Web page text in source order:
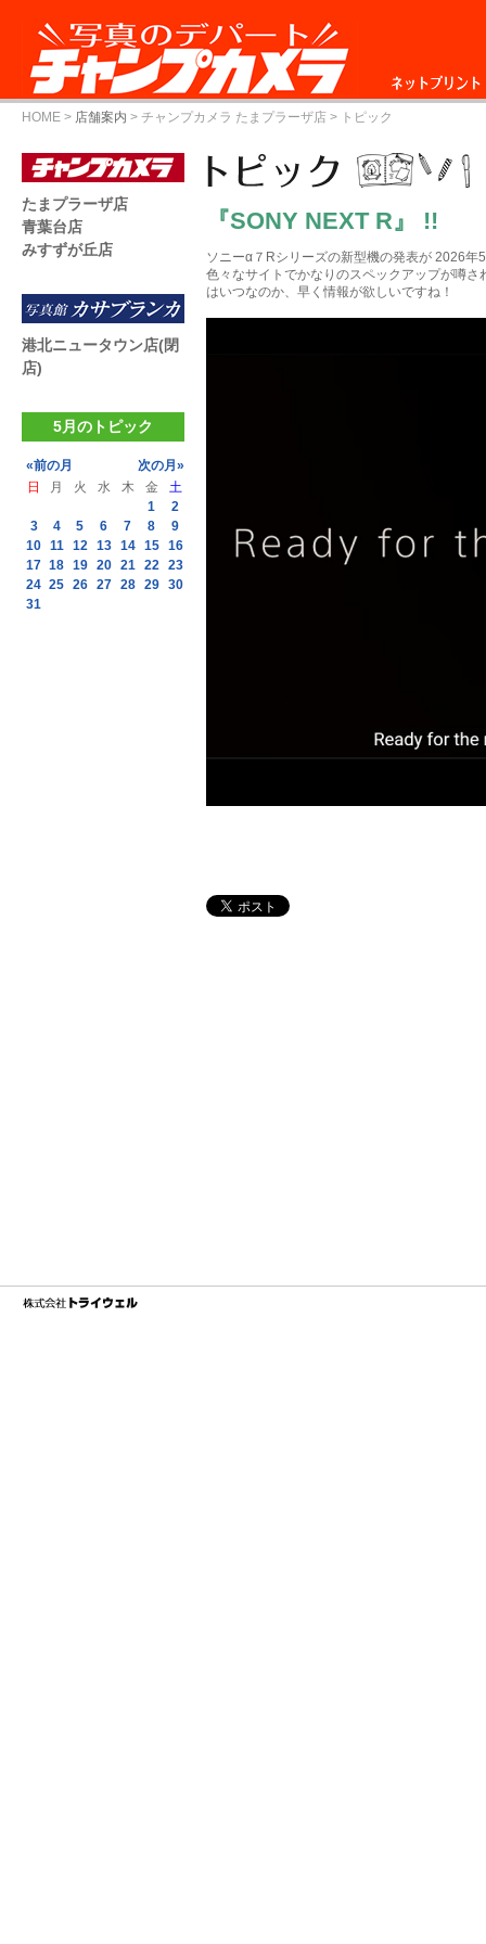
ネットプリント
HOME > 店舗案内 > チャンプカメラ たまプラーザ店 > トピック
『SONY NEXT R』 !!
ソニーα７Rシリーズの新型機の発表が 2026
色々なサイトでかなりのスペックアップが噂
はいつなのか、早く情報が欲しいですね！
たまプラーザ店
青葉台店
みすずが丘店
港北ニュータウン店(閉
店)
5月のトピック
«前の月
次の月»
日
月 火 水 木 金
土
1
2
3
4 5 6 7 8
9
10 11 12 13 14 15 16
17 18 19 20 21 22 23
24 25 26 27 28 29 30
31